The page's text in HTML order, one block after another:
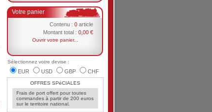
Votre panier
Contenu : 0 article
Montant total : 0,00 €
Ouvrir votre panier...
Sélectionnez votre devise :
EUR USD GBP CHF
OFFRES SPéCIALES
Frais de port offert pour toutes
commandes à partir de 200 euros
sur le territoire national.